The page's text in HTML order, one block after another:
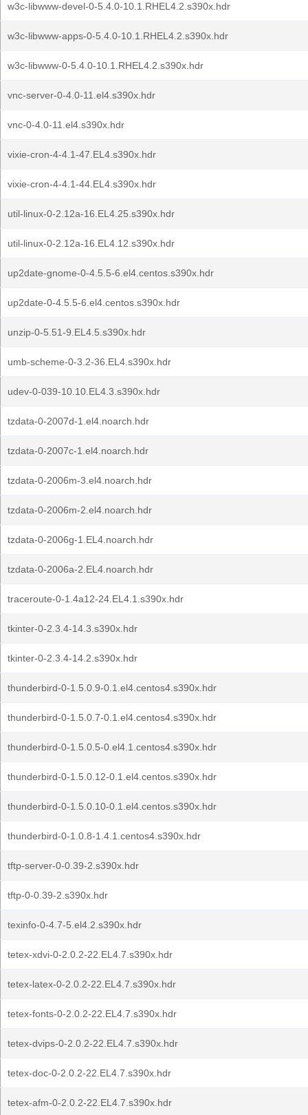
w3c-libwww-devel-0-5.4.0-10.1.RHEL4.2.s390x.hdr
w3c-libwww-apps-0-5.4.0-10.1.RHEL4.2.s390x.hdr
w3c-libwww-0-5.4.0-10.1.RHEL4.2.s390x.hdr
vnc-server-0-4.0-11.el4.s390x.hdr
vnc-0-4.0-11.el4.s390x.hdr
vixie-cron-4-4.1-47.EL4.s390x.hdr
vixie-cron-4-4.1-44.EL4.s390x.hdr
util-linux-0-2.12a-16.EL4.25.s390x.hdr
util-linux-0-2.12a-16.EL4.12.s390x.hdr
up2date-gnome-0-4.5.5-6.el4.centos.s390x.hdr
up2date-0-4.5.5-6.el4.centos.s390x.hdr
unzip-0-5.51-9.EL4.5.s390x.hdr
umb-scheme-0-3.2-36.EL4.s390x.hdr
udev-0-039-10.10.EL4.3.s390x.hdr
tzdata-0-2007d-1.el4.noarch.hdr
tzdata-0-2007c-1.el4.noarch.hdr
tzdata-0-2006m-3.el4.noarch.hdr
tzdata-0-2006m-2.el4.noarch.hdr
tzdata-0-2006g-1.EL4.noarch.hdr
tzdata-0-2006a-2.EL4.noarch.hdr
traceroute-0-1.4a12-24.EL4.1.s390x.hdr
tkinter-0-2.3.4-14.3.s390x.hdr
tkinter-0-2.3.4-14.2.s390x.hdr
thunderbird-0-1.5.0.9-0.1.el4.centos4.s390x.hdr
thunderbird-0-1.5.0.7-0.1.el4.centos4.s390x.hdr
thunderbird-0-1.5.0.5-0.el4.1.centos4.s390x.hdr
thunderbird-0-1.5.0.12-0.1.el4.centos.s390x.hdr
thunderbird-0-1.5.0.10-0.1.el4.centos.s390x.hdr
thunderbird-0-1.0.8-1.4.1.centos4.s390x.hdr
tftp-server-0-0.39-2.s390x.hdr
tftp-0-0.39-2.s390x.hdr
texinfo-0-4.7-5.el4.2.s390x.hdr
tetex-xdvi-0-2.0.2-22.EL4.7.s390x.hdr
tetex-latex-0-2.0.2-22.EL4.7.s390x.hdr
tetex-fonts-0-2.0.2-22.EL4.7.s390x.hdr
tetex-dvips-0-2.0.2-22.EL4.7.s390x.hdr
tetex-doc-0-2.0.2-22.EL4.7.s390x.hdr
tetex-afm-0-2.0.2-22.EL4.7.s390x.hdr